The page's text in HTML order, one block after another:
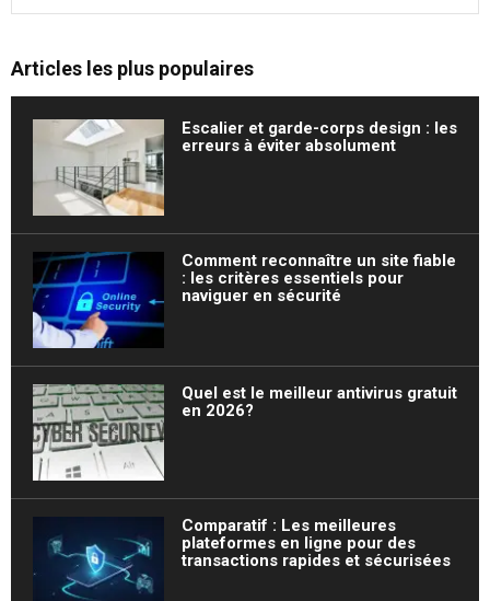
Articles les plus populaires
Escalier et garde-corps design : les
erreurs à éviter absolument
Comment reconnaître un site fiable
: les critères essentiels pour
naviguer en sécurité
Quel est le meilleur antivirus gratuit
en 2026?
Comparatif : Les meilleures
plateformes en ligne pour des
transactions rapides et sécurisées